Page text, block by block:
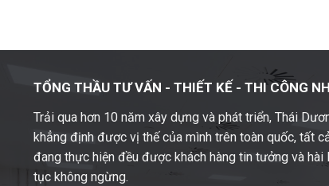
TỔNG THẦU TƯ VẤN - THIẾT KẾ - THI CÔNG
Trải qua hơn 10 năm xây dựng và phát triển, Thái
khẳng định được vị thế của mình trên toàn quốc, tất
đang thực hiện đều được khách hàng tin tưởng và hài
tục không ngừng.